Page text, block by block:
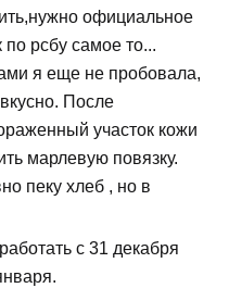
официальное
рсбу самое то...
я еще не пробовала,
После
участок кожи
марлевую повязку.
пеку хлеб , но в
с 31 декабря